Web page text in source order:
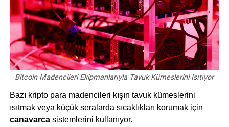
Bitcoin Madencileri Ekipmanlarıyla Tavuk Kümeslerini Isıtıyor
Bazı kripto para madencileri kışın tavuk kümeslerini
ısıtmak veya küçük seralarda sıcaklıkları korumak için
canavarcasistemlerini kullanıyor.